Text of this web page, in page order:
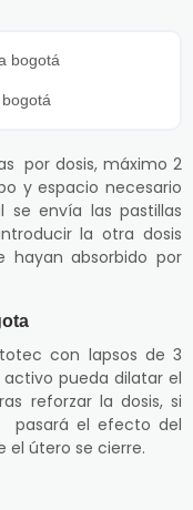
por dosis, máximo 2
y espacio necesario
se envía las pastillas
la otra dosis
hayan absorbido por
con lapsos de 3
pueda dilatar el
reforzar la dosis, si
pasará el efecto del
el útero se cierre.